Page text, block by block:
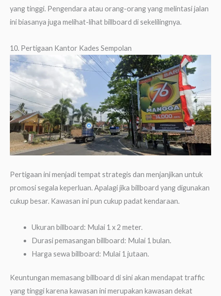
yang tinggi. Pengendara atau orang-orang yang melintasi jalan
ini biasanya juga melihat-lihat billboard di sekelilingnya.
10. Pertigaan Kantor Kades Sempolan
Pertigaan ini menjadi tempat strategis dan menjanjikan untuk
promosi segala keperluan. Apalagi jika billboard yang digunakan
cukup besar. Kawasan ini pun cukup padat kendaraan.
Ukuran billboard: Mulai 1 x 2 meter.
Durasi pemasangan billboard: Mulai 1 bulan.
Harga sewa billboard: Mulai 1 jutaan.
Keuntungan memasang billboard di sini akan mendapat traffic
yang tinggi karena kawasan ini merupakan kawasan dekat